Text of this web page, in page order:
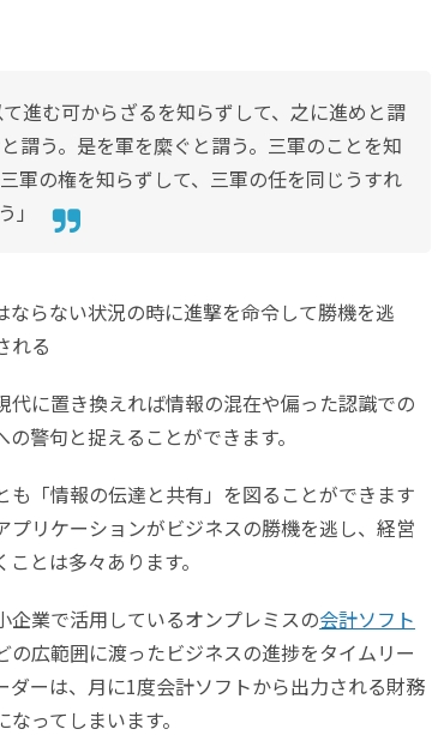
進む可からざるを知らずして、之に進めと謂
謂う。是を軍を縻ぐと謂う。三軍のことを知
軍の権を知らずして、三軍の任を同じうすれ
」
らない状況の時に進撃を命令して勝機を逃
れる
に置き換えれば情報の混在や偏った認識での
警句と捉えることができます。
「情報の伝達と共有」を図ることができます
プリケーションがビジネスの勝機を逃し、経営
とは多々あります。
業で活用しているオンプレミスの会計ソフト
広範囲に渡ったビジネスの進捗をタイムリー
ーは、月に1度会計ソフトから出力される財務
ってしまいます。